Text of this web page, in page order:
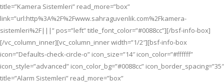
title=”Kamera Sistemleri” read_more=”box”
link=”url:http%3A%2F%2Fwww.sahraguvenlik.com%2Fkamera-
sistemleri%2F|||” pos=”left” title_font_color=”#0088cc”][/bsf-info-box]
[/vc_column_inner][vc_column_inner width=”1/2″][bsf-info-box
icon=”Defaults-check-circle-o” icon_size=”14″ icon_color=”#ffffff”
icon_style=”advanced” icon_color_bg=”#0088cc” icon_border_spacing=”35″
title=”Alarm Sistemleri” read_more=”box”